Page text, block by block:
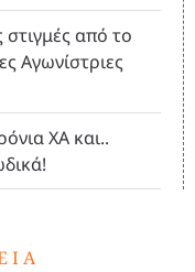
από το
Αγωνίστριες
ΧΑ και..